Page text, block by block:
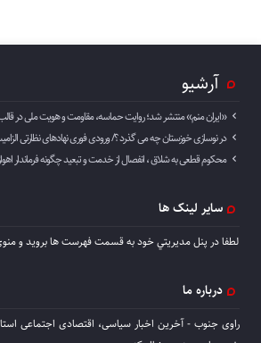
آرشیو
«ایران منم» منتشر شد؛ روایت حماسه، مقاومت و هویت ملی در
در نوسازی خوزستان چه می گذرد ؟/ ورودی فوری نهادهای نظارتی
محکوم قطعی به شلاق ، انفصال از خدمت و تبعید چگونه فرماندار
سایر لینک ها
لطفا در پنل مديريتي خود به قسمت فهرست ها برويد و
درباره ما
راوی جنوب - آخرین اخبار سیاسی، اقتصادی اجتماعی